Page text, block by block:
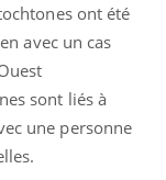
ont été
avec un cas
sont liés à
une personne